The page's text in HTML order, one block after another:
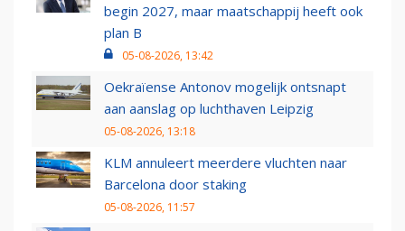
begin 2027, maar maatschappij heeft ook
plan B
05-08-2026, 13:42
Oekraïense Antonov mogelijk ontsnapt
aan aanslag op luchthaven Leipzig
05-08-2026, 13:18
KLM annuleert meerdere vluchten naar
Barcelona door staking
05-08-2026, 11:57